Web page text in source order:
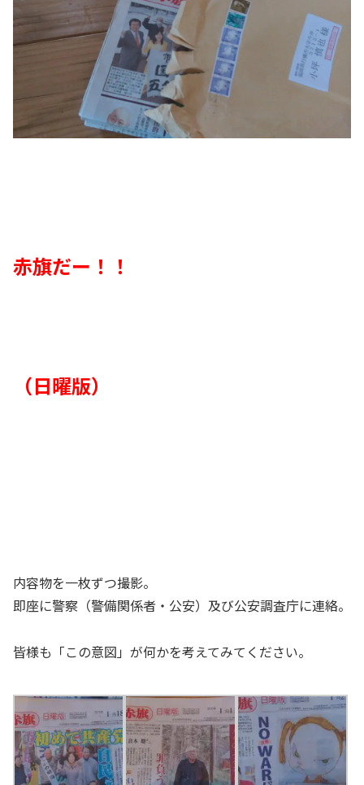
赤旗だー！！
（日曜版）
内容物を一枚ずつ撮影。
即座に警察（警備関係者・公安）及び公安調査庁に連絡。
皆様も「この意図」が何かを考えてみてください。